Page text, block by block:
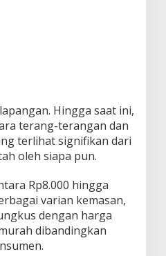
Hingga saat ini,
terang-terangan dan
terlihat signifikan dari
oleh siapa pun.
Rp8.000 hingga
varian kemasan,
dengan harga
dibandingkan